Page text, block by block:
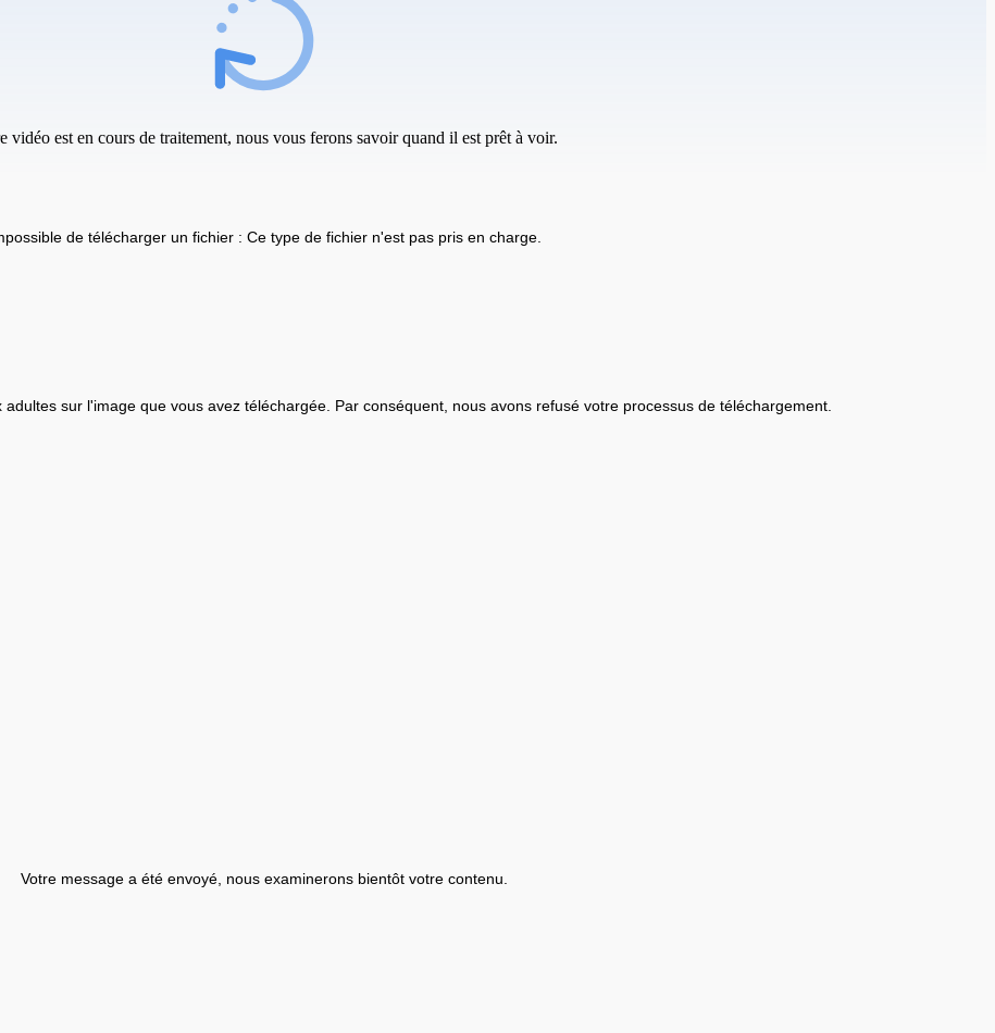
vidéo est en cours de traitement, nous vous ferons savoir quand il est prêt à voir.
de télécharger un fichier : Ce type de fichier n'est pas pris en charge.
sur l'image que vous avez téléchargée. Par conséquent, nous avons refusé votre processus de téléchargement.
Votre message a été envoyé, nous examinerons bientôt votre contenu.